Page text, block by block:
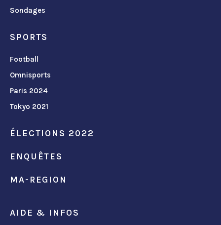
Sondages
SPORTS
Football
Omnisports
Paris 2024
Tokyo 2021
ÉLECTIONS 2022
ENQUÊTES
MA-REGION
AIDE & INFOS